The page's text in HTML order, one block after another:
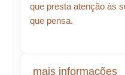
mais informações
que presta atenção às
que pensa.